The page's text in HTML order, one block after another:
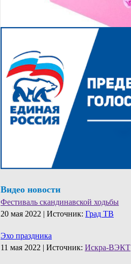
Видео новости
Фестиваль скандинавской ходьбы
20 мая 2022 | Источник: Град ТВ
Эхо праздника
11 мая 2022 | Источник: Искра-ВЭКТ